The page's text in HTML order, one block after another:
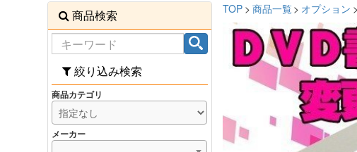
TOP 商品一覧 オプション
商品検索
絞り込み検索
商品カテゴリ
メーカー